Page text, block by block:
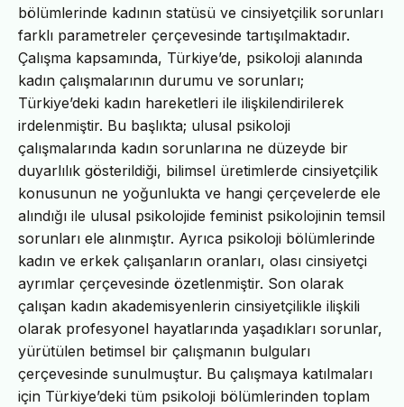
bölümlerinde kadının statüsü ve cinsiyetçilik sorunları
farklı parametreler çerçevesinde tartışılmaktadır.
Çalışma kapsamında, Türkiye’de, psikoloji alanında
kadın çalışmalarının durumu ve sorunları;
Türkiye’deki kadın hareketleri ile ilişkilendirilerek
irdelenmiştir. Bu başlıkta; ulusal psikoloji
çalışmalarında kadın sorunlarına ne düzeyde bir
duyarlılık gösterildiği, bilimsel üretimlerde cinsiyetçilik
konusunun ne yoğunlukta ve hangi çerçevelerde ele
alındığı ile ulusal psikolojide feminist psikolojinin temsil
sorunları ele alınmıştır. Ayrıca psikoloji bölümlerinde
kadın ve erkek çalışanların oranları, olası cinsiyetçi
ayrımlar çerçevesinde özetlenmiştir. Son olarak
çalışan kadın akademisyenlerin cinsiyetçilikle ilişkili
olarak profesyonel hayatlarında yaşadıkları sorunlar,
yürütülen betimsel bir çalışmanın bulguları
çerçevesinde sunulmuştur. Bu çalışmaya katılmaları
için Türkiye’deki tüm psikoloji bölümlerinden toplam